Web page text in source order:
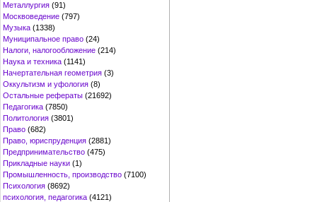
Металлургия (91)
Москвоведение (797)
Музыка (1338)
Муниципальное право (24)
Налоги, налогообложение (214)
Наука и техника (1141)
Начертательная геометрия (3)
Оккультизм и уфология (8)
Остальные рефераты (21692)
Педагогика (7850)
Политология (3801)
Право (682)
Право, юриспруденция (2881)
Предпринимательство (475)
Прикладные науки (1)
Промышленность, производство (7100)
Психология (8692)
психология, педагогика (4121)